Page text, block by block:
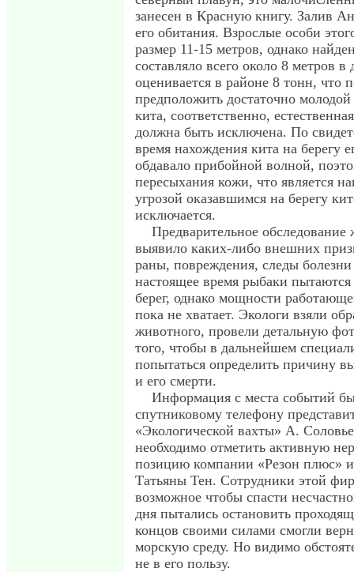
занесен в Красную книгу. Залив
его обитания. Взрослые особи
размер 11-15 метров, однако
составляло всего около 8 метров в
оценивается в районе 8 тонн, что
предположить достаточно
кита, соответственно,
должна быть исключена. По
время нахождения кита на берегу
обдавало прибойной волной,
пересыхания кожи, что является
угрозой оказавшимся на берегу
исключается.
Предварительное обследование
выявило каких-либо внешних
раны, повреждения, следы
настоящее время рыбаки
берег, однако мощности
пока не хватает. Экологи взяли
животного, провели детальную
того, чтобы в дальнейшем
попытаться определить причину
и его смерти.
Информация с места событий
спутниковому телефону
«Экологической вахты» А.
необходимо отметить активную
позицию компании «Резон плюс» и
Татьяны Тен. Сотрудники этой
возможное чтобы спасти
дня пытались остановить
концов своими силами смогли
морскую среду. Но видимо
не в его пользу.